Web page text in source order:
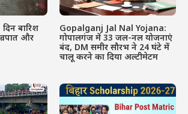
बारिश
और
Gopalganj Jal Nal Yojana:
गोपालगंज में 33 जल-नल योजनाएं
बंद, DM समीर सौरभ ने 24 घंटे में
चालू करने का दिया अल्टीमेटम